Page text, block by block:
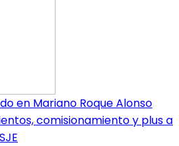
en Mariano Roque Alonso
comisionamiento y plus a